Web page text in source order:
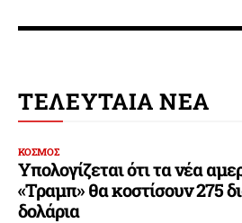
ΤΕΛΕΥΤΑΙΑ ΝΕΑ
ΚΟΣΜΟΣ
Υπολογίζεται ότι τα νέα
«Τραμπ» θα κοστίσουν 275
δολάρια